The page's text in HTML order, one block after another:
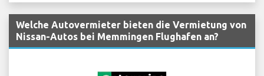
Welche Autovermieter bieten die Vermietung von
Nissan-Autos bei Memmingen Flughafen an?